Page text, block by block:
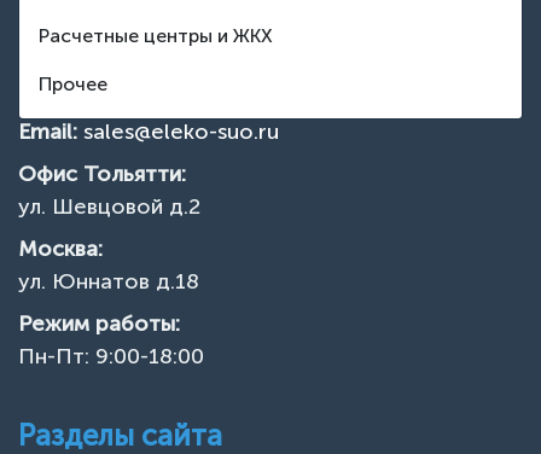
Расчетные центры и ЖКХ
Прочее
Контакты
Телефон:
Email: sales@eleko-suo.ru
Офис Тольятти:
ул. Шевцовой д.2
Москва:
ул. Юннатов д.18
Режим работы:
Пн-Пт: 9:00-18:00
Разделы сайта